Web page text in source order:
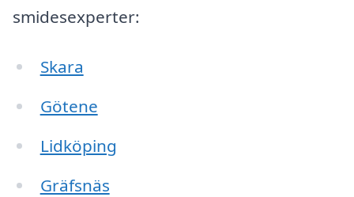
smidesexperter:
Skara
Götene
Lidköping
Gräfsnäs